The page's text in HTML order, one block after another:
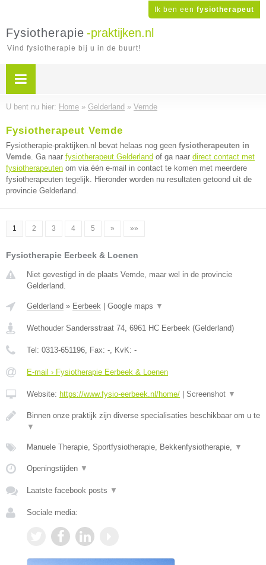
Ik ben een fysiotherapeut
Fysiotherapie -praktijken.nl
Vind fysiotherapie bij u in de buurt!
U bent nu hier: Home » Gelderland » Vemde
Fysiotherapeut Vemde
Fysiotherapie-praktijken.nl bevat helaas nog geen fysiotherapeuten in
Vemde. Ga naar fysiotherapeut Gelderland of ga naar direct contact met
fysiotherapeuten om via één e-mail in contact te komen met meerdere
fysiotherapeuten tegelijk. Hieronder worden nu resultaten getoond uit de
provincie Gelderland.
1 2 3 4 5 » »»
Fysiotherapie Eerbeek & Loenen
Niet gevestigd in de plaats Vemde, maar wel in de provincie
Gelderland.
Gelderland » Eerbeek Google maps ▼
Wethouder Sandersstraat 74, 6961 HC Eerbeek (Gelderland)
Tel: 0313-651196, Fax: -, KvK: -
E-mail › Fysiotherapie Eerbeek & Loenen
Website: https://www.fysio-eerbeek.nl/home/ Screenshot ▼
Binnen onze praktijk zijn diverse specialisaties beschikbaar om u te
▼
Manuele Therapie, Sportfysiotherapie, Bekkenfysiotherapie, ▼
Openingstijden ▼
Laatste facebook posts ▼
Sociale media: